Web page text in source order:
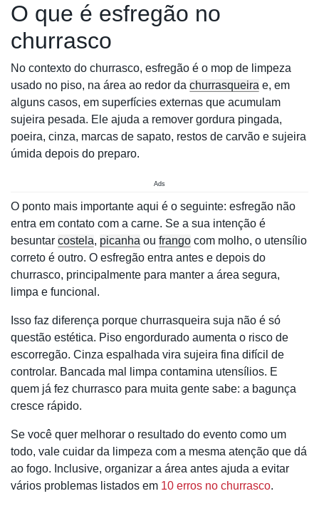
O que é esfregão no
churrasco
No contexto do churrasco, esfregão é o mop de limpeza
usado no piso, na área ao redor da churrasqueira e, em
alguns casos, em superfícies externas que acumulam
sujeira pesada. Ele ajuda a remover gordura pingada,
poeira, cinza, marcas de sapato, restos de carvão e sujeira
úmida depois do preparo.
Ads
O ponto mais importante aqui é o seguinte: esfregão não
entra em contato com a carne. Se a sua intenção é
besuntar costela, picanha ou frango com molho, o utensílio
correto é outro. O esfregão entra antes e depois do
churrasco, principalmente para manter a área segura,
limpa e funcional.
Isso faz diferença porque churrasqueira suja não é só
questão estética. Piso engordurado aumenta o risco de
escorregão. Cinza espalhada vira sujeira fina difícil de
controlar. Bancada mal limpa contamina utensílios. E
quem já fez churrasco para muita gente sabe: a bagunça
cresce rápido.
Se você quer melhorar o resultado do evento como um
todo, vale cuidar da limpeza com a mesma atenção que dá
ao fogo. Inclusive, organizar a área antes ajuda a evitar
vários problemas listados em 10 erros no churrasco.